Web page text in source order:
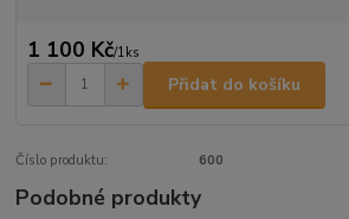
1 100 Kč/1ks
Přidat do košíku
Číslo produktu: 600
Podobné produkty